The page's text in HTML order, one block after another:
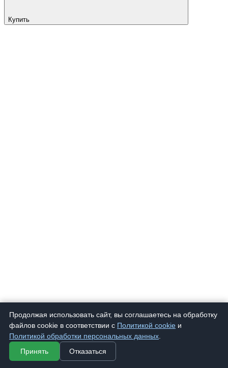
Купить
Продолжая использовать сайт, вы соглашаетесь на обработку
файлов cookie в соответствии с Политикой cookie и
Политикой обработки персональных данных
Принять
Отказаться